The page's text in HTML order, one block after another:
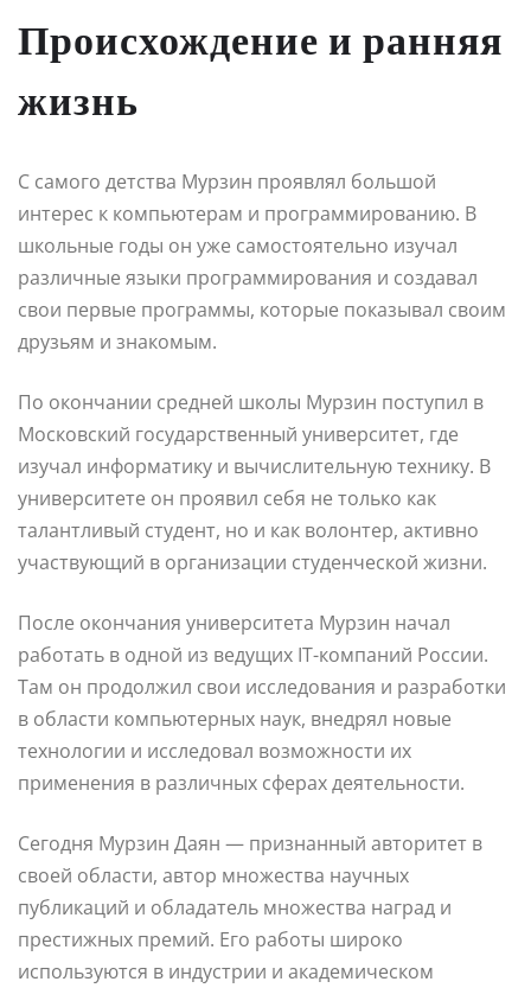
Происхождение и ранняя
жизнь
С самого детства Мурзин проявлял большой
интерес к компьютерам и программированию. В
школьные годы он уже самостоятельно изучал
различные языки программирования и создавал
свои первые программы, которые показывал своим
друзьям и знакомым.
По окончании средней школы Мурзин поступил в
Московский государственный университет, где
изучал информатику и вычислительную технику. В
университете он проявил себя не только как
талантливый студент, но и как волонтер, активно
участвующий в организации студенческой жизни.
После окончания университета Мурзин начал
работать в одной из ведущих IT-компаний России.
Там он продолжил свои исследования и разработки
в области компьютерных наук, внедрял новые
технологии и исследовал возможности их
применения в различных сферах деятельности.
Сегодня Мурзин Даян — признанный авторитет в
своей области, автор множества научных
публикаций и обладатель множества наград и
престижных премий. Его работы широко
используются в индустрии и академическом